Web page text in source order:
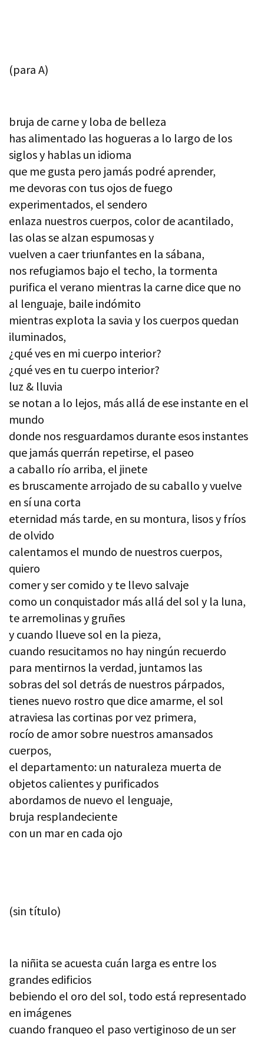
(para A)
bruja de carne y loba de belleza
has alimentado las hogueras a lo largo de los
siglos y hablas un idioma
que me gusta pero jamás podré aprender,
me devoras con tus ojos de fuego
experimentados, el sendero
enlaza nuestros cuerpos, color de acantilado,
las olas se alzan espumosas y
vuelven a caer triunfantes en la sábana,
nos refugiamos bajo el techo, la tormenta
purifica el verano mientras la carne dice que no
al lenguaje, baile indómito
mientras explota la savia y los cuerpos quedan
iluminados,
¿qué ves en mi cuerpo interior?
¿qué ves en tu cuerpo interior?
luz & lluvia
se notan a lo lejos, más allá de ese instante en el
mundo
donde nos resguardamos durante esos instantes
que jamás querrán repetirse, el paseo
a caballo río arriba, el jinete
es bruscamente arrojado de su caballo y vuelve
en sí una corta
eternidad más tarde, en su montura, lisos y fríos
de olvido
calentamos el mundo de nuestros cuerpos,
quiero
comer y ser comido y te llevo salvaje
como un conquistador más allá del sol y la luna,
te arremolinas y gruñes
y cuando llueve sol en la pieza,
cuando resucitamos no hay ningún recuerdo
para mentirnos la verdad, juntamos las
sobras del sol detrás de nuestros párpados,
tienes nuevo rostro que dice amarme, el sol
atraviesa las cortinas por vez primera,
rocío de amor sobre nuestros amansados
cuerpos,
el departamento: un naturaleza muerta de
objetos calientes y purificados
abordamos de nuevo el lenguaje,
bruja resplandeciente
con un mar en cada ojo
(sin título)
la niñita se acuesta cuán larga es entre los
grandes edificios
bebiendo el oro del sol, todo está representado
en imágenes
cuando franqueo el paso vertiginoso de un ser